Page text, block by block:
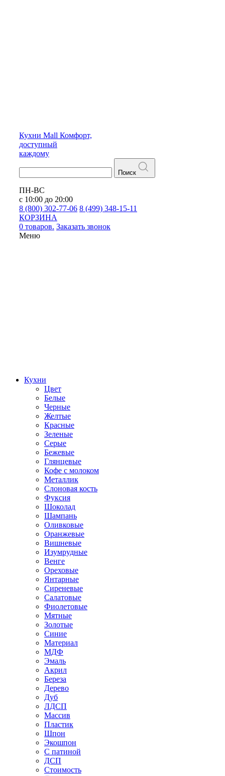
Кухни Mall Комфорт,
доступный
каждому
Поиск
ПН-ВС
с 10:00 до 20:00
8 (800) 302-77-06 8 (499) 348-15-11
КОРЗИНА
0 товаров. Заказать звонок
Меню
Кухни
Цвет
Белые
Черные
Желтые
Красные
Зеленые
Серые
Бежевые
Глянцевые
Кофе с молоком
Металлик
Слоновая кость
Фуксия
Шоколад
Шампань
Оливковые
Оранжевые
Вишневые
Изумрудные
Венге
Ореховые
Янтарные
Сиреневые
Салатовые
Фиолетовые
Мятные
Золотые
Синие
Материал
МДФ
Эмаль
Акрил
Береза
Дерево
Дуб
ЛДСП
Массив
Пластик
Шпон
Экошпон
С патиной
ДСП
Стоимость